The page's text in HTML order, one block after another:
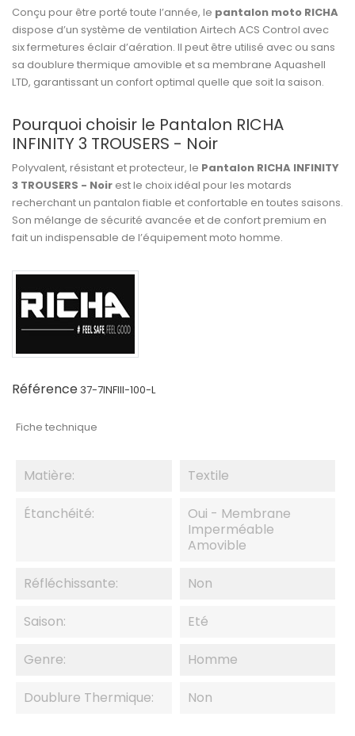
Conçu pour être porté toute l’année, le pantalon moto RICHA
dispose d’un système de ventilation Airtech ACS Control avec
six fermetures éclair d’aération. Il peut être utilisé avec ou sans
sa doublure thermique amovible et sa membrane Aquashell
LTD, garantissant un confort optimal quelle que soit la saison.
Pourquoi choisir le Pantalon RICHA
INFINITY 3 TROUSERS - Noir
Polyvalent, résistant et protecteur, le Pantalon RICHA INFINITY
3 TROUSERS - Noir est le choix idéal pour les motards
recherchant un pantalon fiable et confortable en toutes saisons.
Son mélange de sécurité avancée et de confort premium en
fait un indispensable de l’équipement moto homme.
Référence 37-7INFIII-100-L
Fiche technique
Matière: Textile
Étanchéité:
Oui - Membrane
Imperméable
Amovible
Réfléchissante: Non
Saison: Eté
Genre: Homme
Doublure Thermique: Non